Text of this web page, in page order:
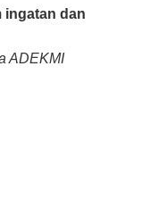
ingatan dan
ADEKMI